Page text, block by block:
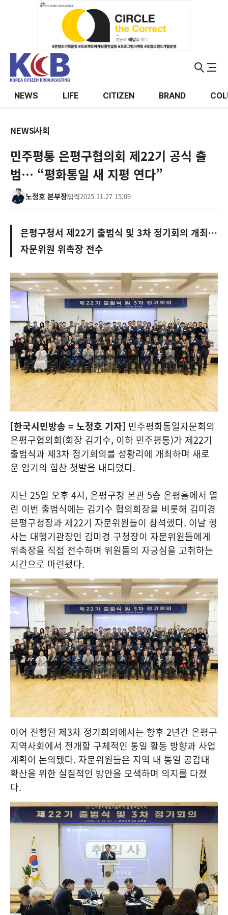
NEWS LIFE CITIZEN BRAND
NEWS사회
민주평통 은평구협의회 제22기 공식 출
범… “평화통일 새 지평 연다”
노정호 본부장입력2025.11.27 15:09
은평구청서 제22기 출범식 및 3차 정기회의 개최…
자문위원 위촉장 전수
[한국시민방송 = 노정호 기자] 민주평화통일자문회의
은평구협의회(회장 김기수, 이하 민주평통)가 제22기
출범식과 제3차 정기회의를 성황리에 개최하며 새로
운 임기의 힘찬 첫발을 내디뎠다.
지난 25일 오후 4시, 은평구청 본관 5층 은평홀에서 열
린 이번 출범식에는 김기수 협의회장을 비롯해 김미경
은평구청장과 제22기 자문위원들이 참석했다. 이날 행
사는 대행기관장인 김미경 구청장이 자문위원들에게
위촉장을 직접 전수하며 위원들의 자긍심을 고취하는
시간으로 마련됐다.
이어 진행된 제3차 정기회의에서는 향후 2년간 은평구
지역사회에서 전개할 구체적인 통일 활동 방향과 사업
계획이 논의됐다. 자문위원들은 지역 내 통일 공감대
확산을 위한 실질적인 방안을 모색하며 의지를 다졌
다.